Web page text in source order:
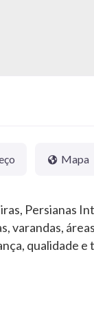
Mapa
Persianas
varandas,
qualidade e